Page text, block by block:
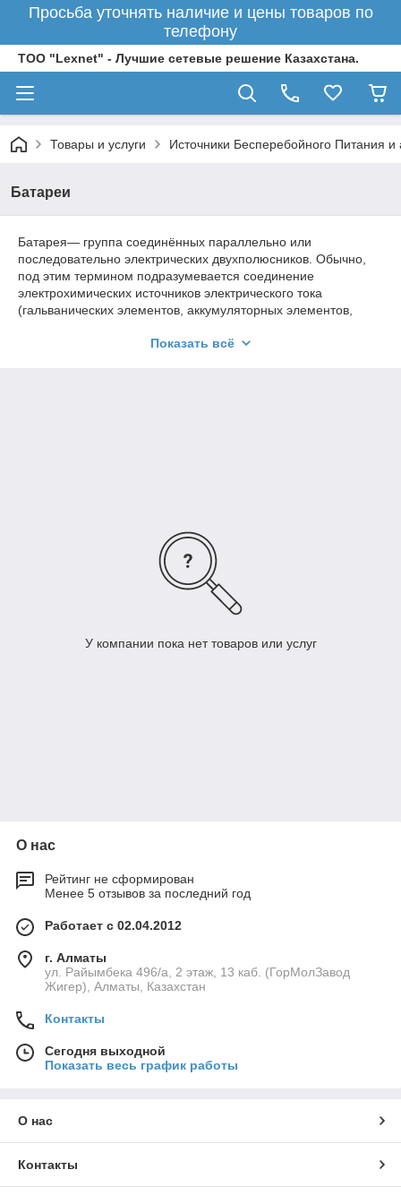
Просьба уточнять наличие и цены товаров по
телефону
ТОО "Lexnet" - Лучшие сетевые решение Казахстана.
Товары и услуги Источники Бесперебойного Питания и
Батареи
Батарея— группа соединённых параллельно или
последовательно электрических двухполюсников. Обычно,
под этим термином подразумевается соединение
электрохимических источников электрического тока
(гальванических элементов, аккумуляторных элементов,
В электротехнике источники электроэнергии (гальванические
Показать всё
У компании пока нет товаров или услуг
О нас
Рейтинг не сформирован
Менее 5 отзывов за последний год
Работает с 02.04.2012
г. Алматы
ул. Райымбека 496/а, 2 этаж, 13 каб. (ГорМолЗавод
Жигер), Алматы, Казахстан
Контакты
Сегодня выходной
Показать весь график работы
О нас
Контакты